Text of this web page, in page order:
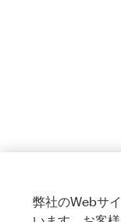
弊社のWebサ